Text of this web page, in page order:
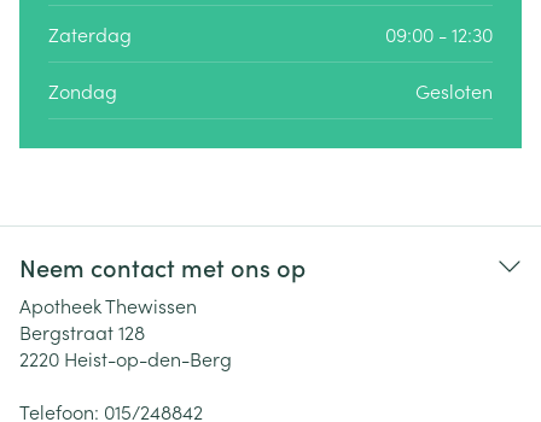
Zaterdag 09:00 - 12:30
Zondag Gesloten
Neem contact met ons op
Apotheek Thewissen
Bergstraat 128
2220 Heist-op-den-Berg
Telefoon: 015/248842